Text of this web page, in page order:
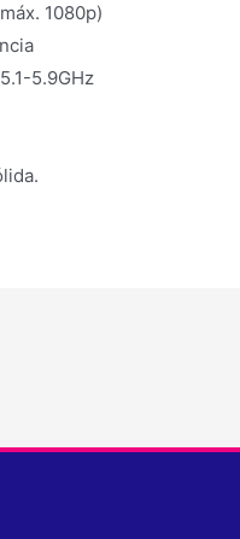
1080p)
5.9GHz